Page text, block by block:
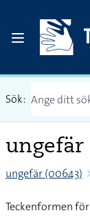
Sök:
ungefär
ungefär (00643)
Teckenformen